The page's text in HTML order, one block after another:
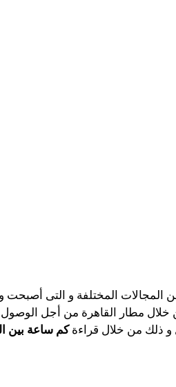
المجالات المختلفة و التى أصبحت
مطار القاهرة من أجل الوصول
و ذلك من خلال قراءةكم ساعة بين